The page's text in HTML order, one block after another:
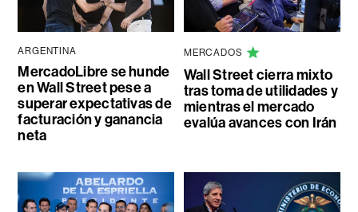
ARGENTINA
MercadoLibre se hunde
en Wall Street pese a
superar expectativas de
facturación y ganancia
neta
MERCADOS
Wall Street cierra mixto
tras toma de utilidades y
mientras el mercado
evalúa avances con Irán